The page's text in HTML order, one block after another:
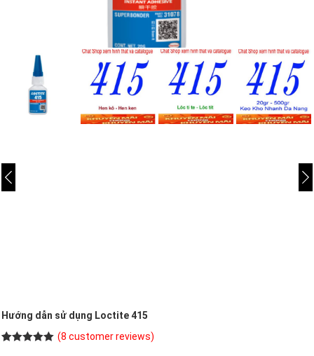
Hướng dẫn sử dụng Loctite 415
(8 customer reviews)